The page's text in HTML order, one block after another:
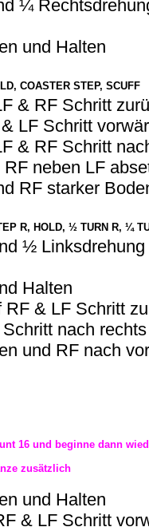
¼
und Halten
COASTER STEP, SCUFF
& RF Schritt
LF Schritt
& RF Schritt
neben LF
RF starker
R, HOLD, ½ TURN R, ¼
½
Halten
& LF Schritt
nach rechts
und RF nach
16 und beginne dann
zusätzlich
und Halten
& LF Schritt